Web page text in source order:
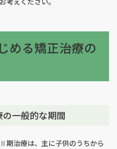
める矯正治療の
一般的な期間
治療は、主に子供のうちから